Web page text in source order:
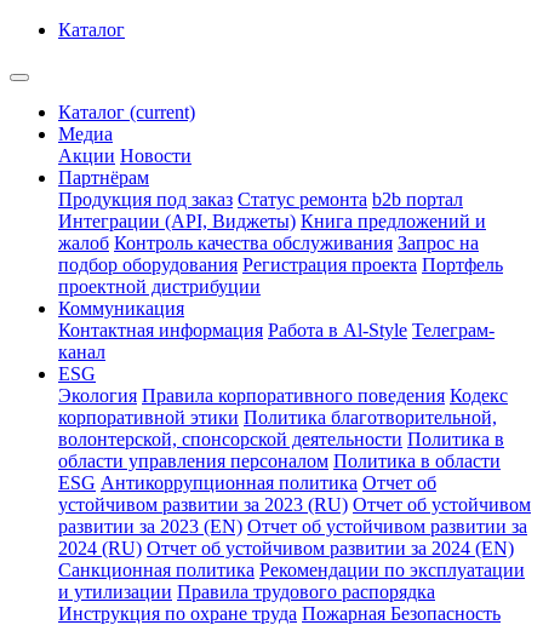
Каталог
Каталог (current)
Медиа
Акции Новости
Партнёрам
Продукция под заказ Статус ремонта b2b портал
Интеграции (API, Виджеты) Книга предложений и
жалоб Контроль качества обслуживания Запрос на
подбор оборудования Регистрация проекта Портфель
проектной дистрибуции
Коммуникация
Контактная информация Работа в Al-Style Телеграм-
канал
ESG
Экология Правила корпоративного поведения Кодекс
корпоративной этики Политика благотворительной,
волонтерской, спонсорской деятельности Политика в
области управления персоналом Политика в области
ESG Антикоррупционная политика Отчет об
устойчивом развитии за 2023 (RU) Отчет об устойчивом
развитии за 2023 (EN) Отчет об устойчивом развитии за
2024 (RU) Отчет об устойчивом развитии за 2024 (EN)
Санкционная политика Рекомендации по эксплуатации
и утилизации Правила трудового распорядка
Инструкция по охране труда Пожарная Безопасность